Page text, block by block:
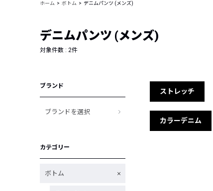
ブランドから探す
新着アイテム
編集部のおすすめアイテム
セール
ホーム ボトム デニムパンツ (メンズ)
デニムパンツ (メンズ)
対象件数 : 2件
ブランド
ブランドを選択
カテゴリー
ボトム
ストレッチ
カラーデニム